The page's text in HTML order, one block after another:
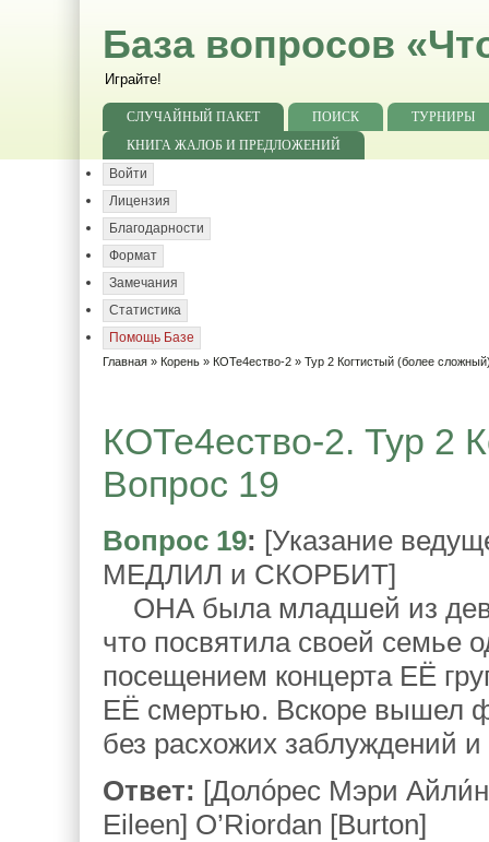
База вопросов
Играйте!
СЛУЧАЙНЫЙ ПАКЕТ ПОИСК
ТУРНИРЫ
КНИГА ЖАЛОБ И ПРЕДЛОЖЕНИЙ
Войти
Лицензия
Благодарности
Формат
Замечания
Статистика
Помощь Базе
Главная » Корень » КОТе4ество-2 » Тур 2 Когтистый (более
КОТе4ество-2. Тур 2
Вопрос 19
Вопрос 19: [Указание
МЕДЛИЛ и СКОРБИТ]
ОНА была младшей из
что посвятила своей семье
посещением концерта ЕЁ
ЕЁ смертью. Вскоре вышел
без расхожих заблуждений
Ответ: [Долóрес Мэри
Eileen] O’Riordan [Burton]